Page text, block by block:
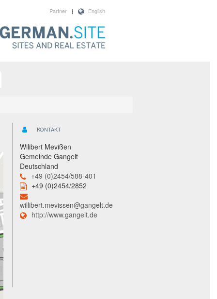
English
|
Partner
KONTAKT
Wilibert Mevißen
Gemeinde Gangelt
Deutschland
+49 (0)2454/588-401
+49 (0)2454/2852
willibert.mevissen@gangelt.de
http://www.gangelt.de